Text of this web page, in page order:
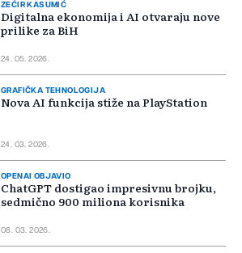
ZEĆIR KASUMIĆ
Digitalna ekonomija i AI otvaraju nove
prilike za BiH
24. 05. 2026.
GRAFIČKA TEHNOLOGIJA
Nova AI funkcija stiže na PlayStation
24. 03. 2026.
OPENAI OBJAVIO
ChatGPT dostigao impresivnu brojku,
sedmično 900 miliona korisnika
08. 03. 2026.